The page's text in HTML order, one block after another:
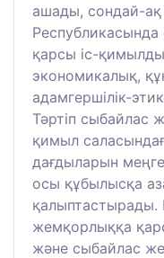
ашады, сондай-ақ
қарсы іс-
экономикалық,
адамгершілік-
Тәртіп сыбайлас
қимыл
дағдыларын
осы құбылысқа
қалыптастырады.
жемқорлыққа
және сыбайлас